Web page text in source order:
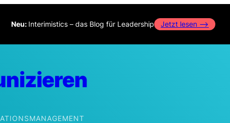
Neu: Interimistics – das Blog für Leadership Jetzt lesen –>